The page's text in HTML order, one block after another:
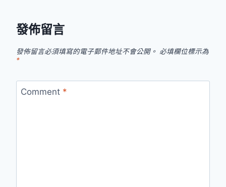
發佈留言
發佈留言必須填寫的電子郵件地址不會公開。 必填欄位標示為
*
Comment *